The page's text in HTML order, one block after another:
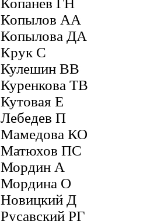
Копанев ГН
Копылов АА
Копылова ДА
Крук С
Кулешин ВВ
Куренкова ТВ
Кутовая Е
Лебедев П
Мамедова КО
Матюхов ПС
Мордин А
Мордина О
Новицкий Д
Русавский РГ